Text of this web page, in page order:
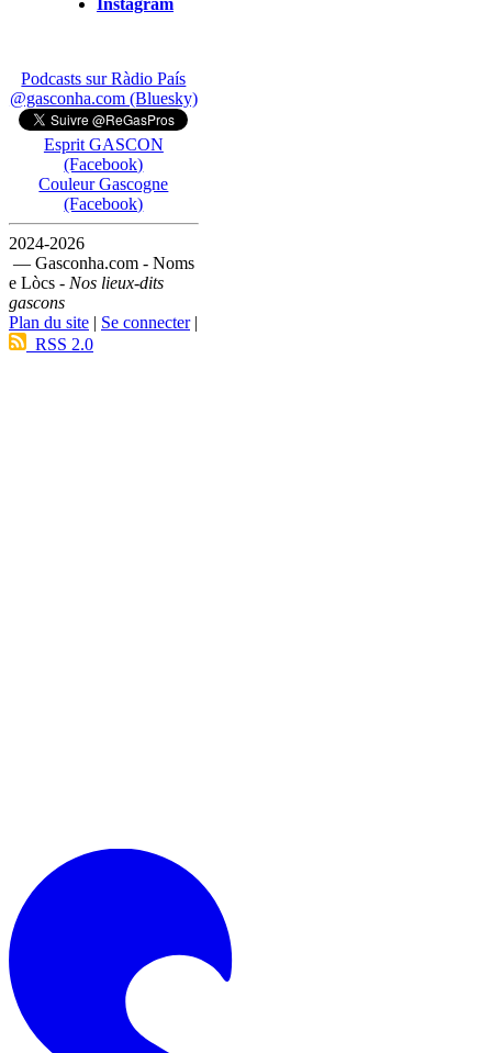
Instagram
Podcasts sur Ràdio País
@gasconha.com (Bluesky)
Esprit GASCON
(Facebook)
Couleur Gascogne
(Facebook)
2024-2026
— Gasconha.com - Noms
e Lòcs - Nos lieux-dits
gascons
Plan du site | Se connecter|
RSS 2.0